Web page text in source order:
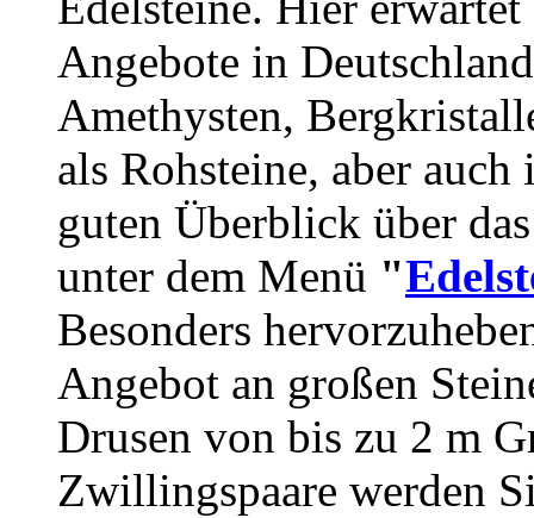
Angebote in
Amethysten,
als Rohsteine, aber
guten Überblick über
unter dem Menü "
Besonders
Angebot an großen
Drusen von bis zu 2 m
Zwillingspaare werden